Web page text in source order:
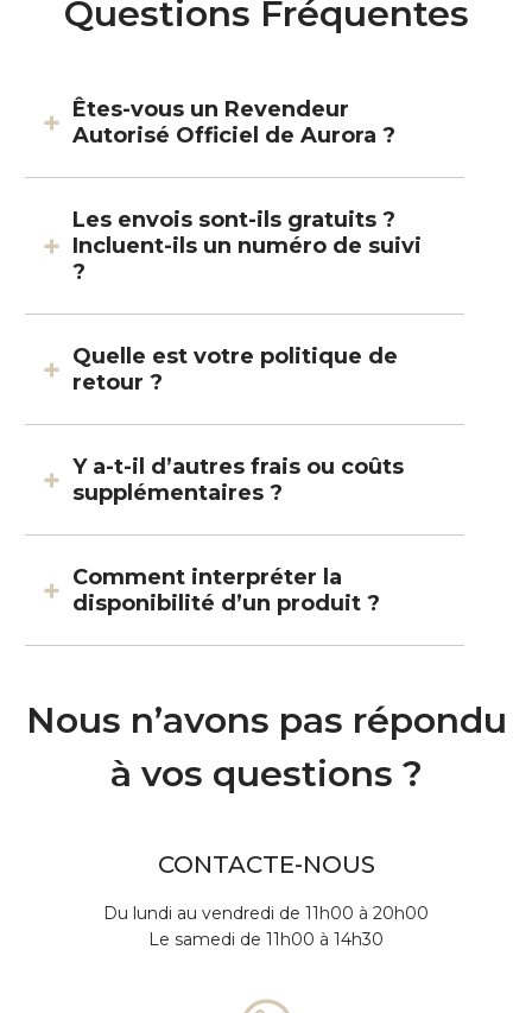
Questions Fréquentes
Êtes-vous un Revendeur
Autorisé Officiel de Aurora ?
Les envois sont-ils gratuits ?
Incluent-ils un numéro de suivi
?
Quelle est votre politique de
retour ?
Y a-t-il d’autres frais ou coûts
supplémentaires ?
Comment interpréter la
disponibilité d’un produit ?
Nous n’avons pas répondu
à vos questions ?
CONTACTE-NOUS
Du lundi au vendredi de 11h00 à 20h00
Le samedi de 11h00 à 14h30